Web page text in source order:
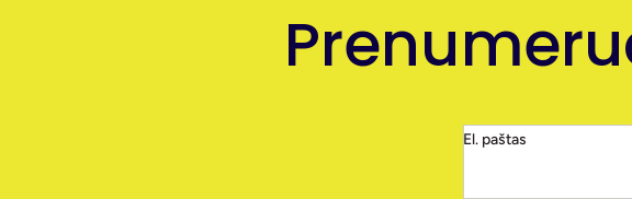
El. paštas